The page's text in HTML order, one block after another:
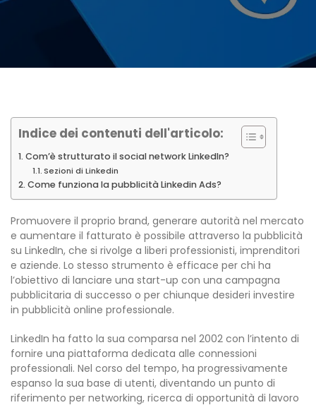
Indice dei contenuti dell'articolo:
Com’è strutturato il social network LinkedIn?
Sezioni di Linkedin
Come funziona la pubblicità Linkedin Ads?
Promuovere il proprio brand, generare autorità nel mercato
e aumentare il fatturato è possibile attraverso la pubblicità
su LinkedIn, che si rivolge a liberi professionisti, imprenditori
e aziende. Lo stesso strumento è efficace per chi ha
l’obiettivo di lanciare una start-up con una campagna
pubblicitaria di successo o per chiunque desideri investire
in pubblicità online professionale.
LinkedIn ha fatto la sua comparsa nel 2002 con l’intento di
fornire una piattaforma dedicata alle connessioni
professionali. Nel corso del tempo, ha progressivamente
espanso la sua base di utenti, diventando un punto di
riferimento per networking, ricerca di opportunità di lavoro